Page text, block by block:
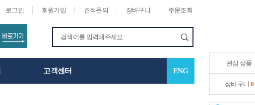
로그인 회원가입 견적문의 장바구니 주문조회
관심 상품
장바구니 0
고객센터 ENG